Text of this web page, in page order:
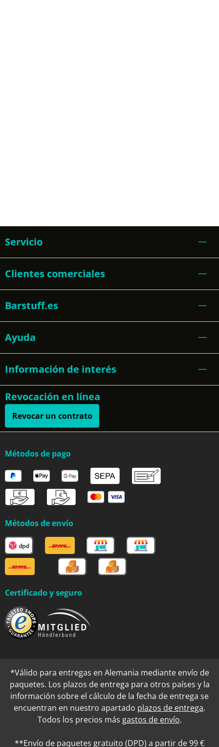
Servicio
Clientes comerciales
Barstuff.es
Ayuda
Información de interés
Revocación en línea
Revocar un contrato
Métodos de pago
Métodos de envío
Certificado y seguro
*Válido para entregas en Alemania mediante envío de
paquetes. Los plazos de entrega para otros países y la
información sobre el cálculo de la fecha de entrega se
encuentran en nuestro apartado plazos de entrega.
Todos los precios más gastos de envío.
**Envío de paquetes gratuito (DPD) a partir de 99 €